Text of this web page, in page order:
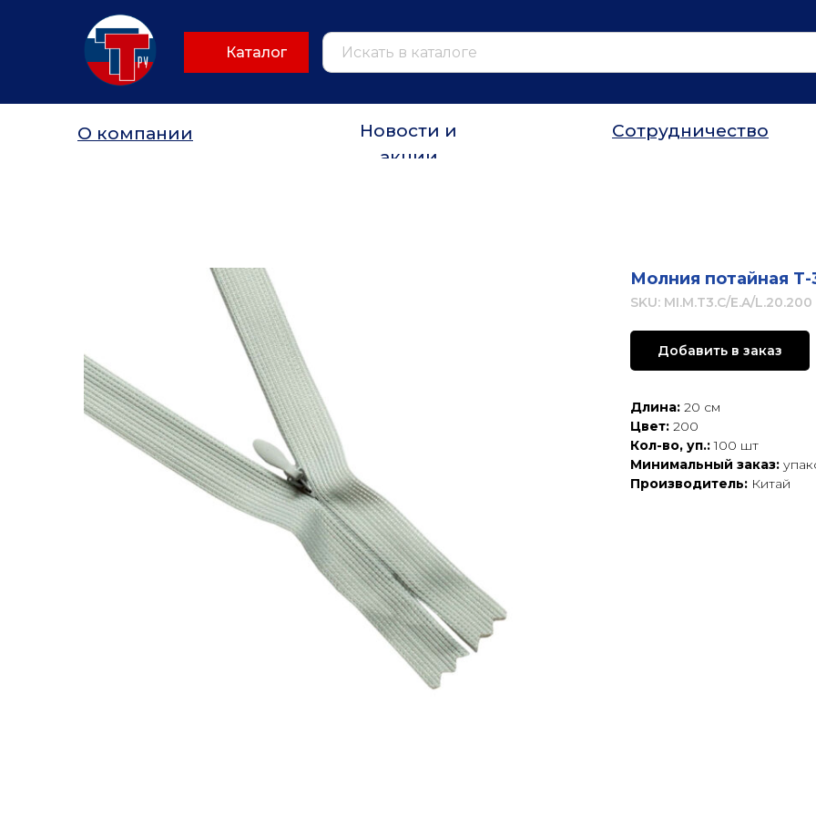
Каталог
О компании
Новости и
акции
Сотрудничество
Молния потайная
SKU: MI.M.T3.C/E.A/L.20.200
Добавить в заказ
Длина: 20 см
Цвет: 200
Кол-во, уп.:100 шт
Минимальный заказ:
Производитель: Китай